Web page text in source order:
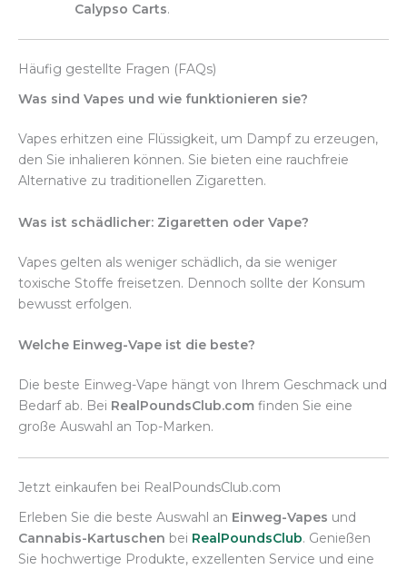
Calypso Carts.
Häufig gestellte Fragen (FAQs)
Was sind Vapes und wie funktionieren sie?
Vapes erhitzen eine Flüssigkeit, um Dampf zu erzeugen,
den Sie inhalieren können. Sie bieten eine rauchfreie
Alternative zu traditionellen Zigaretten.
Was ist schädlicher: Zigaretten oder Vape?
Vapes gelten als weniger schädlich, da sie weniger
toxische Stoffe freisetzen. Dennoch sollte der Konsum
bewusst erfolgen.
Welche Einweg-Vape ist die beste?
Die beste Einweg-Vape hängt von Ihrem Geschmack und
Bedarf ab. Bei RealPoundsClub.com finden Sie eine
große Auswahl an Top-Marken.
Jetzt einkaufen bei RealPoundsClub.com
Erleben Sie die beste Auswahl an Einweg-Vapes und
Cannabis-Kartuschen bei RealPoundsClub. Genießen
Sie hochwertige Produkte, exzellenten Service und eine